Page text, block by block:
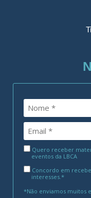
Quero receber
eventos da LBCA
Concordo em
interesses.*
*Não enviamos muitos